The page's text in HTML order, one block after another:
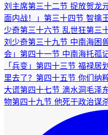
刘主席第三十二节 捉放贺龙
面内战！」 第三十四节 智擒
少奇第三十六节 乱世狂第三
刘少奇第三十九节 中南海困
会」 第四十一节 中南海托孤
「兵变」 第四十三节 福禄居
里去了？ 第四十五节 你们纳
大谎第四十七节 滴水洞毛泽
物第四十九节 他死于政治谋